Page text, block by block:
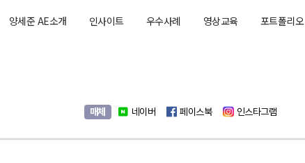
양세준 AE소개 인사이트 우수사례 영상교육 포트폴리오
매체 네이버 페이스북 인스타그램